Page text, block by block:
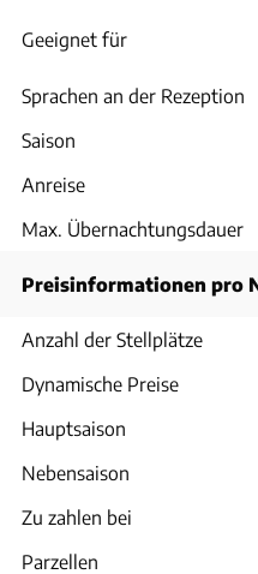
Geeignet für
Sprachen an der Rezeption
Saison
Anreise
Max. Übernachtungsdauer
Preisinformationen pro
Anzahl der Stellplätze
Dynamische Preise
Hauptsaison
Nebensaison
Zu zahlen bei
Parzellen